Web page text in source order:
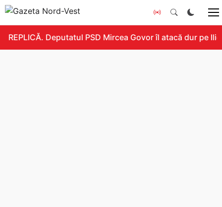
REPLICĂ. Deputatul PSD Mircea Govor îl atacă dur pe